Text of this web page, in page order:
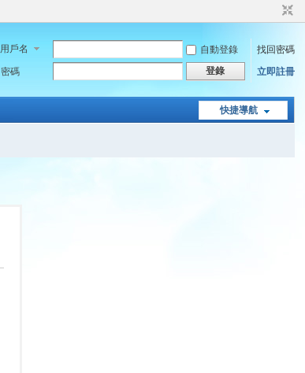
用戶名 自動登錄
找回密碼
密碼
登錄 立即註冊
快捷導航